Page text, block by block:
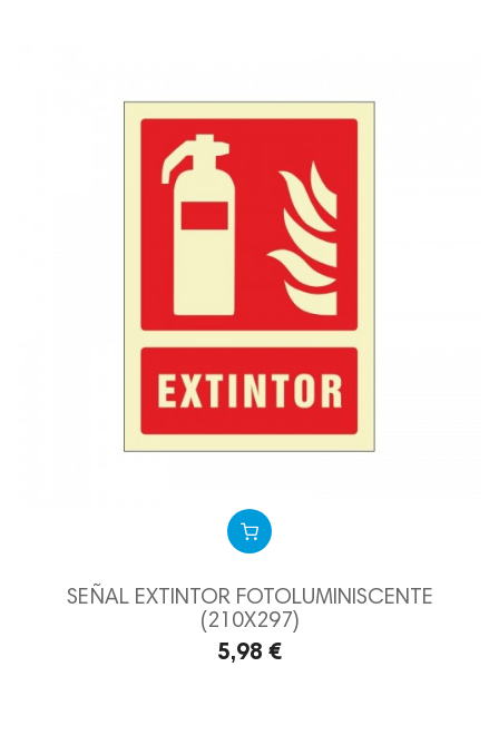
SEÑAL EXTINTOR FOTOLUMINISCENTE
(210X297)
5,98 €